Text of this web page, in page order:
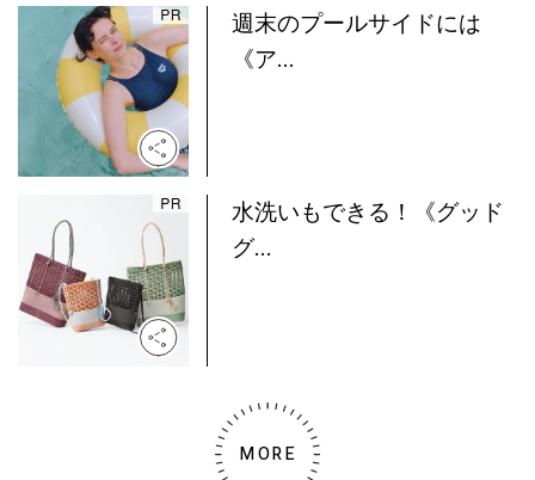
週末のプールサイドには
《ア...
水洗いもできる！《グッド
グ...
MORE